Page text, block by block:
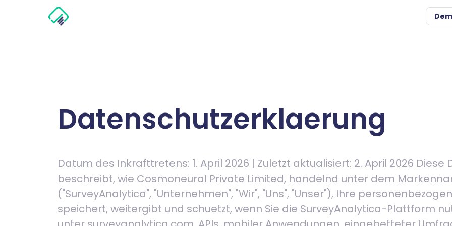
Datenschutzerklaerung
Datum des Inkrafttretens: 1. April 2026 | Zuletzt aktualisiert: 2. April 2026
beschreibt, wie Cosmoneural Private Limited, handelnd unter dem
("SurveyAnalytica", "Unternehmen", "Wir", "Uns", "Unser"), Ihre
speichert, weitergibt und schuetzt, wenn Sie die SurveyAnalytica-Plattform